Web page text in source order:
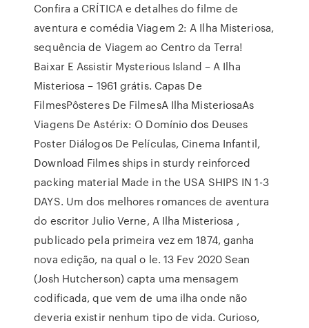
Confira a CRÍTICA e detalhes do filme de
aventura e comédia Viagem 2: A Ilha Misteriosa,
sequência de Viagem ao Centro da Terra!
Baixar E Assistir Mysterious Island – A Ilha
Misteriosa – 1961 grátis. Capas De
FilmesPôsteres De FilmesA Ilha MisteriosaAs
Viagens De Astérix: O Domínio dos Deuses
Poster Diálogos De Películas, Cinema Infantil,
Download Filmes ships in sturdy reinforced
packing material Made in the USA SHIPS IN 1-3
DAYS. Um dos melhores romances de aventura
do escritor Julio Verne, A Ilha Misteriosa ,
publicado pela primeira vez em 1874, ganha
nova edição, na qual o le. 13 Fev 2020 Sean
(Josh Hutcherson) capta uma mensagem
codificada, que vem de uma ilha onde não
deveria existir nenhum tipo de vida. Curioso,